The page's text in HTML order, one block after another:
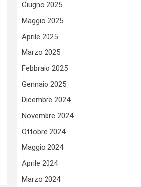
Giugno 2025
Maggio 2025
Aprile 2025
Marzo 2025
Febbraio 2025
Gennaio 2025
Dicembre 2024
Novembre 2024
Ottobre 2024
Maggio 2024
Aprile 2024
Marzo 2024